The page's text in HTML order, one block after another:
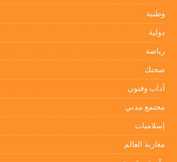
وطنية
دولية
رياضة
صحتك
آداب وفنون
مجتمع مدني
إسلاميات
مغاربة العالم